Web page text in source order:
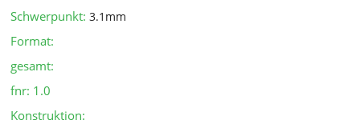
Schwerpunkt:3.1mm
Format:
gesamt:
fnr: 1.0
Konstruktion: